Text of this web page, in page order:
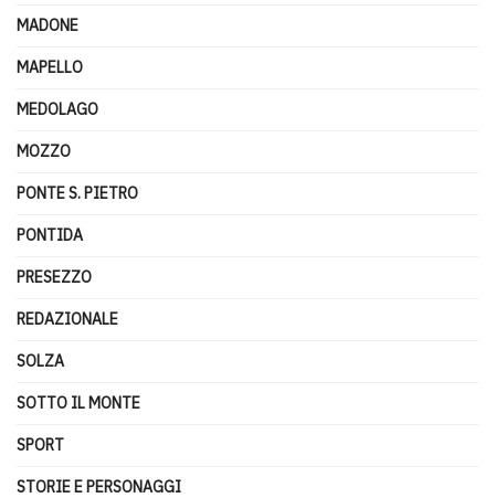
MADONE
MAPELLO
MEDOLAGO
MOZZO
PONTE S. PIETRO
PONTIDA
PRESEZZO
REDAZIONALE
SOLZA
SOTTO IL MONTE
SPORT
STORIE E PERSONAGGI